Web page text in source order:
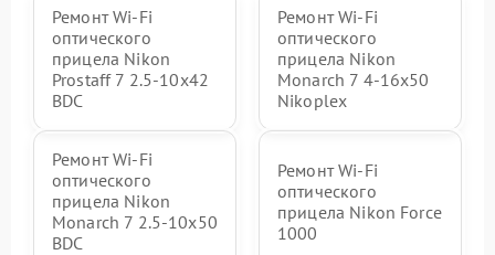
Ремонт Wi-Fi
оптического
прицела Nikon
Prostaff 7 2.5-10x42
BDC
Ремонт Wi-Fi
оптического
прицела Nikon
Monarch 7 4-16x50
Nikoplex
Ремонт Wi-Fi
оптического
прицела Nikon
Monarch 7 2.5-10x50
BDC
Ремонт Wi-Fi
оптического
прицела Nikon Force
1000